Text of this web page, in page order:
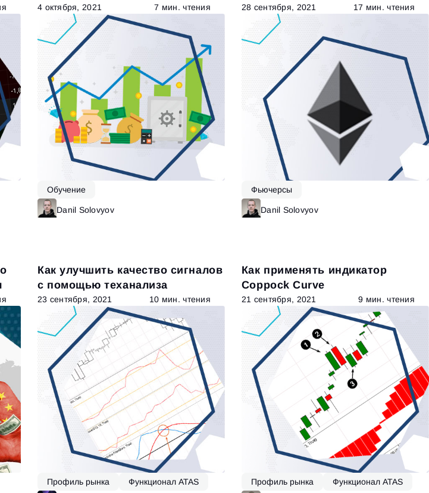
4 октября, 2021 7 мин. чтения
Обучение
Danil Solovyov
28 сентября, 2021 17 мин. чтения
Фьючерсы
Danil Solovyov
Как улучшить качество сигналов
с помощью теханализа
23 сентября, 2021 10 мин. чтения
Профиль рынка Функционал ATAS
Как применять индикатор
Coppock Curve
21 сентября, 2021 9 мин. чтения
Профиль рынка Функционал ATAS
Close
Вход
Забыли пароль?
пароль
почты, и мы отправим ссылку
пароль
предложения от ATAS
of use License agreement .